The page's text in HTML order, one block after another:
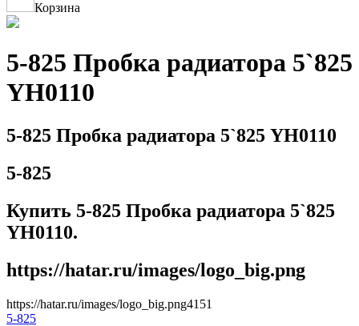
Корзина
5-825 Пробка радиатора 5`825
YH0110
5-825 Пробка радиатора 5`825 YH0110
5-825
Купить 5-825 Пробка радиатора 5`825
YH0110.
https://hatar.ru/images/logo_big.png
https://hatar.ru/images/logo_big.png41 51
5-825